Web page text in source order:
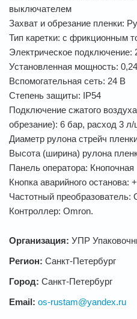
выключателем
Захват и обрезание пленки:
Тип каретки: с фрикционным
Электрическое подключение:
Установленная мощность:
Вспомогательная сеть: 24 В
Степень защиты: IP54
Подключение сжатого
обрезание): 6 бар, расход 3 л/
Диаметр рулона стрейч
Высота (ширина) рулона
Панель оператора: Кнопочная
Кнопка аварийного останова: +
Частотный преобразователь:
Контроллер: Omron.
Организация: УПР
Регион: Санкт-Петербург
Город: Санкт-Петербург
Email: os-rustam@yandex.ru